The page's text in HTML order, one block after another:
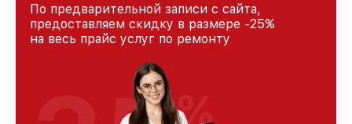
По предварительной записи с сайта,
предоставляем скидку в размере -25%
на весь прайс услуг по ремонту
%